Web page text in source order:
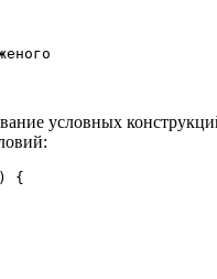
условных
{